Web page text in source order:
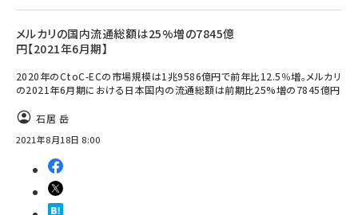
メルカリの国内流通総額は25%増の7845億
円【2021年6月期】
2020年のCtoC-ECの市場規模は1兆9586億円で前年比12.5％増。メルカリ
の2021年6月期における日本国内の流通総額は前期比25%増の7845億円
石居 岳
2021年8月18日 8:00